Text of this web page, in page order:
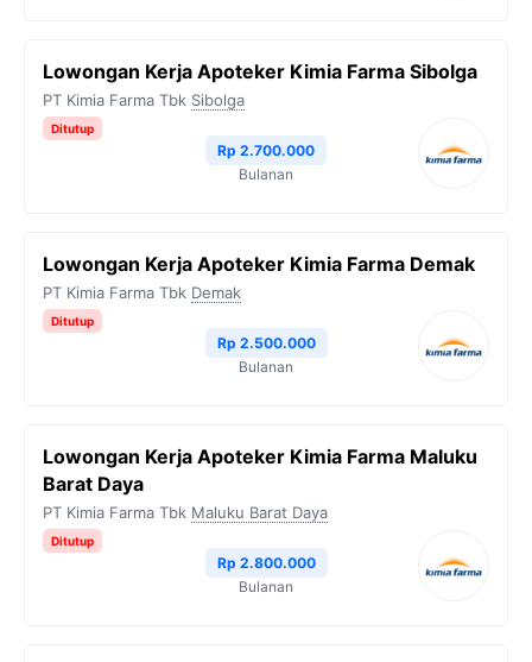
Lowongan Kerja Apoteker Kimia Farma Sibolga
PT Kimia Farma Tbk Sibolga
Ditutup
Rp 2.700.000
Bulanan
Lowongan Kerja Apoteker Kimia Farma Demak
PT Kimia Farma Tbk Demak
Ditutup
Rp 2.500.000
Bulanan
Lowongan Kerja Apoteker Kimia Farma Maluku
Barat Daya
PT Kimia Farma Tbk Maluku Barat Daya
Ditutup
Rp 2.800.000
Bulanan